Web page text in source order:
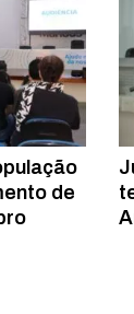
de